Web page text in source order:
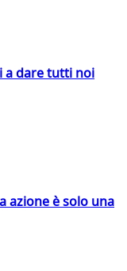
a dare tutti noi
azione è solo una